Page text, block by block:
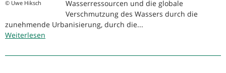
© Uwe Hiksch
Wasserressourcen und die globale
Verschmutzung des Wassers durch die
zunehmende Urbanisierung, durch die...
Weiterlesen
ein